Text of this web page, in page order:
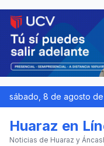
sábado, 8 de agosto
Huaraz en
Noticias de Huaraz y